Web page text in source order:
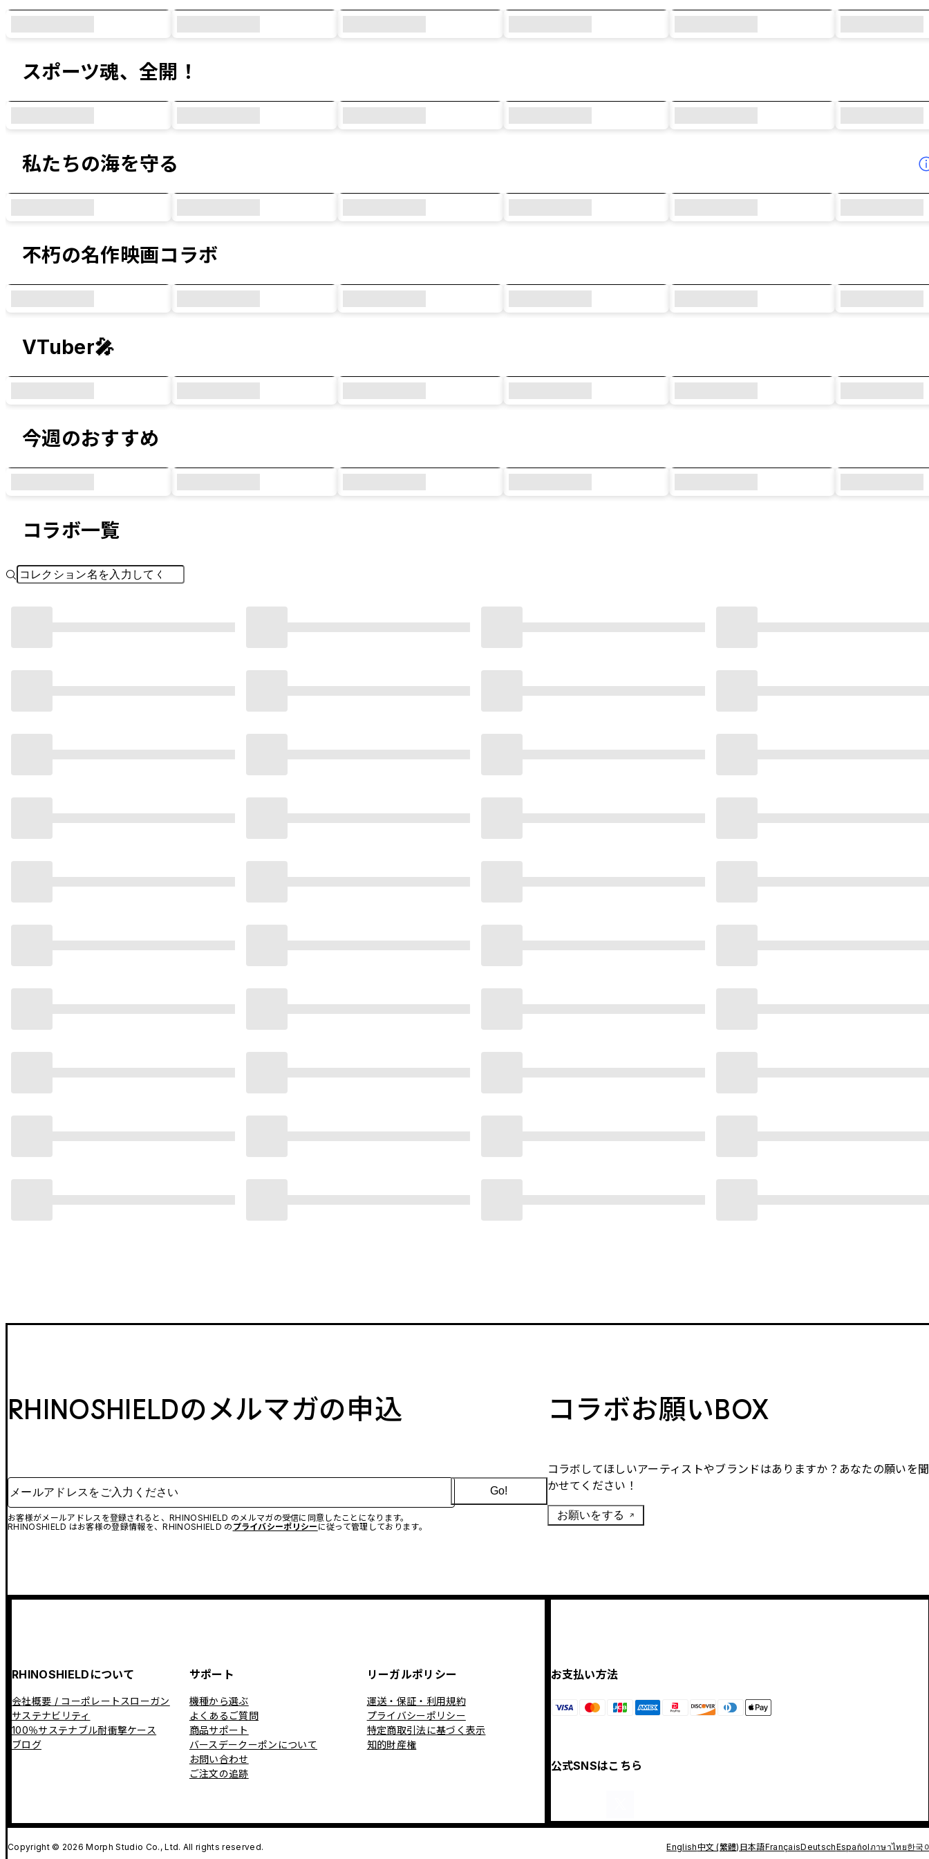
スポーツ魂、全開！
私たちの海を守る
不朽の名作映画コラボ
VTuber🎤
今週のおすすめ
コラボ一覧
RHINOSHIELDのメルマガの申込
メールアドレスをご入力ください
お客様がメールアドレスを登録されると、RHINOSHIELD のメルマガの受信に同意したことになります。
RHINOSHIELD はお客様の登録情報を、RHINOSHIELD の プライバシーポリシー に従って管理しております。
Go!
コラボお願いBOX
コラボしてほしいアーティストやブランドはありますか？あなたの願いを聞
かせてください！
お願いをする
RHINOSHIELDについて
会社概要 / コーポレートスローガン
サステナビリティ
100％サステナブル耐衝撃ケース
ブログ
サポート
機種から選ぶ
よくあるご質問
商品サポート
バースデークーポンについて
お問い合わせ
ご注文の追跡
リーガルポリシー
運送・保証・利用規約
プライバシーポリシー
特定商取引法に基づく表示
知的財産権
お支払い方法
公式SNSはこちら
English中文 (繁體) 日本語FrançaisDeutschEspañolภาษาไทย한국
Copyright © 2026 Morph Studio Co., Ltd. All rights reserved.